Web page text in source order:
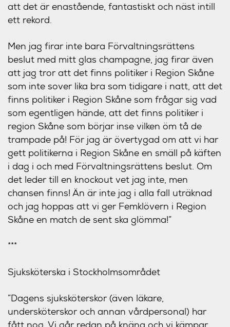
att det är enastående, fantastiskt och näst intill
ett rekord.
Men jag firar inte bara Förvaltningsrättens
beslut med mitt glas champagne, jag firar även
att jag tror att det finns politiker i Region Skåne
som inte sover lika bra som tidigare i natt, att det
finns politiker i Region Skåne som frågar sig vad
som egentligen hände, att det finns politiker i
region Skåne som börjar inse vilken öm tå de
trampade på! För jag är övertygad om att vi har
gett politikerna i Region Skåne en smäll på käften
i dag i och med Förvaltningsrättens beslut. Om
det leder till en knockout vet jag inte, men
chansen finns! Än är inte jag i alla fall uträknad
och jag hoppas att vi ger Femklövern i Region
Skåne en match de sent ska glömma!”
***
Sjuksköterska i Stockholmsområdet
”Dagens sjuksköterskor (även läkare,
undersköterskor och annan vårdpersonal) har